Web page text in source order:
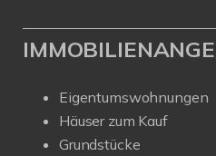
Eigentumswohnungen
Häuser zum Kauf
Grundstücke